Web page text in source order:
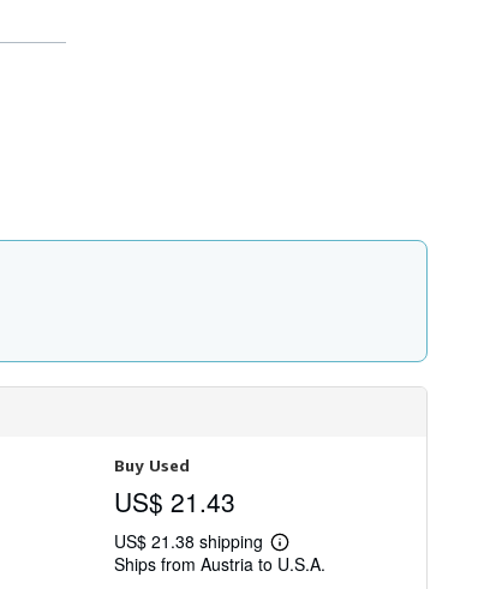
Buy Used
US$ 21.43
US$ 21.38 shipping
Learn
more
Ships from Austria to U.S.A.